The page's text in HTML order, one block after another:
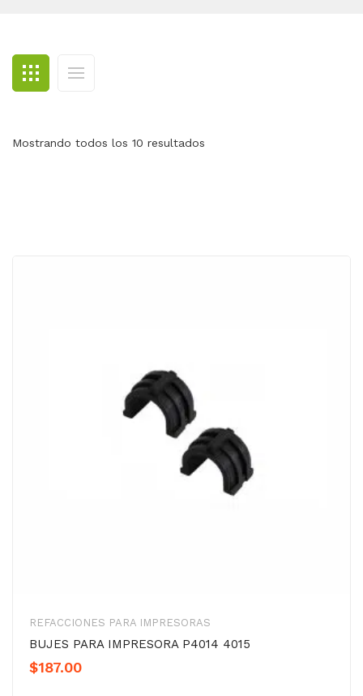
BLOG
CONTACTO
Mostrando todos los 10 resultados
REFACCIONES PARA IMPRESORAS
BUJES PARA IMPRESORA P4014 4015
$187.00